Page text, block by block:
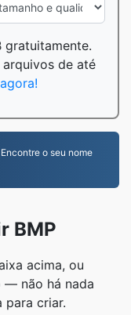
gratuitamente.
de até
o seu nome
BMP
acima, ou
— não há nada
para criar.